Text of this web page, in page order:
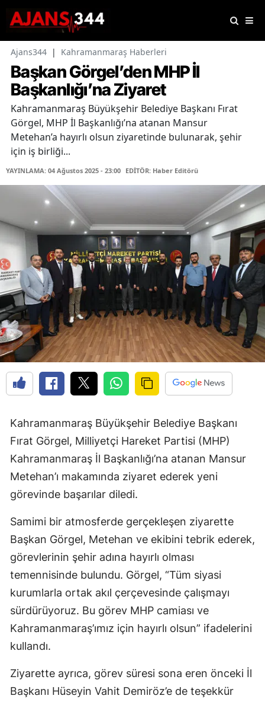
Ajans344 | Kahramanmaraş Haberleri
Başkan Görgel’den MHP İl
Başkanlığı’na Ziyaret
Kahramanmaraş Büyükşehir Belediye Başkanı Fırat
Görgel, MHP İl Başkanlığı’na atanan Mansur
Metehan’a hayırlı olsun ziyaretinde bulunarak, şehir
için iş birliği...
YAYINLAMA: 04 Ağustos 2025 - 23:00 EDİTÖR: Haber Editörü
Kahramanmaraş Büyükşehir Belediye Başkanı
Fırat Görgel, Milliyetçi Hareket Partisi (MHP)
Kahramanmaraş İl Başkanlığı’na atanan Mansur
Metehan’ı makamında ziyaret ederek yeni
görevinde başarılar diledi.
Samimi bir atmosferde gerçekleşen ziyarette
Başkan Görgel, Metehan ve ekibini tebrik ederek,
görevlerinin şehir adına hayırlı olması
temennisinde bulundu. Görgel, “Tüm siyasi
kurumlarla ortak akıl çerçevesinde çalışmayı
sürdürüyoruz. Bu görev MHP camiası ve
Kahramanmaraş’ımız için hayırlı olsun” ifadelerini
kullandı.
Ziyarette ayrıca, görev süresi sona eren önceki İl
Başkanı Hüseyin Vahit Demiröz’e de teşekkür